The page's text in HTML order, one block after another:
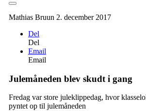
Mathias Bruun 2. december 2017
Del
Del
Email
Email
Julemåneden blev skudt i gang
Fredag var store juleklippedag, hvor
pyntet op til julemåneden